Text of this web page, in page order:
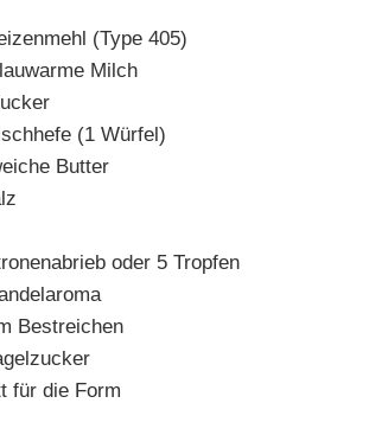
(Type 405)
Milch
(1 Würfel)
Butter
oder 5 Tropfen
Bestreichen
für die Form